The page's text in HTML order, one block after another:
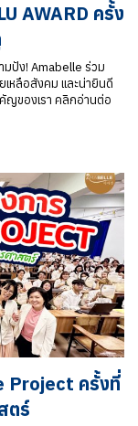
AWARD ครั้ง
มปัง! Amabelle ร่วม
หลือสังคม และน่ายินดี
ญของเรา คลิกอ่านต่อ
Project ครั้งที่
ตร์